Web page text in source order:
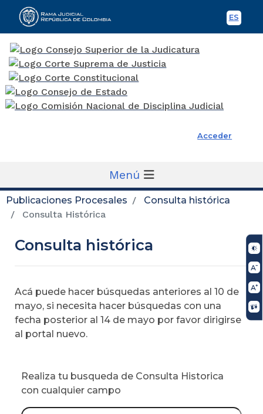
ES
Rama Judicial
Acceder
Menú
Publicaciones Procesales
Consulta histórica
Consulta Histórica
Consulta histórica
Acá puede hacer búsquedas anteriores al 10 de
mayo, si necesita hacer búsquedas con una
fecha posterior al 14 de mayo por favor dirigirse
al portal nuevo.
Realiza tu busqueda de Consulta Historica
con cualquier campo